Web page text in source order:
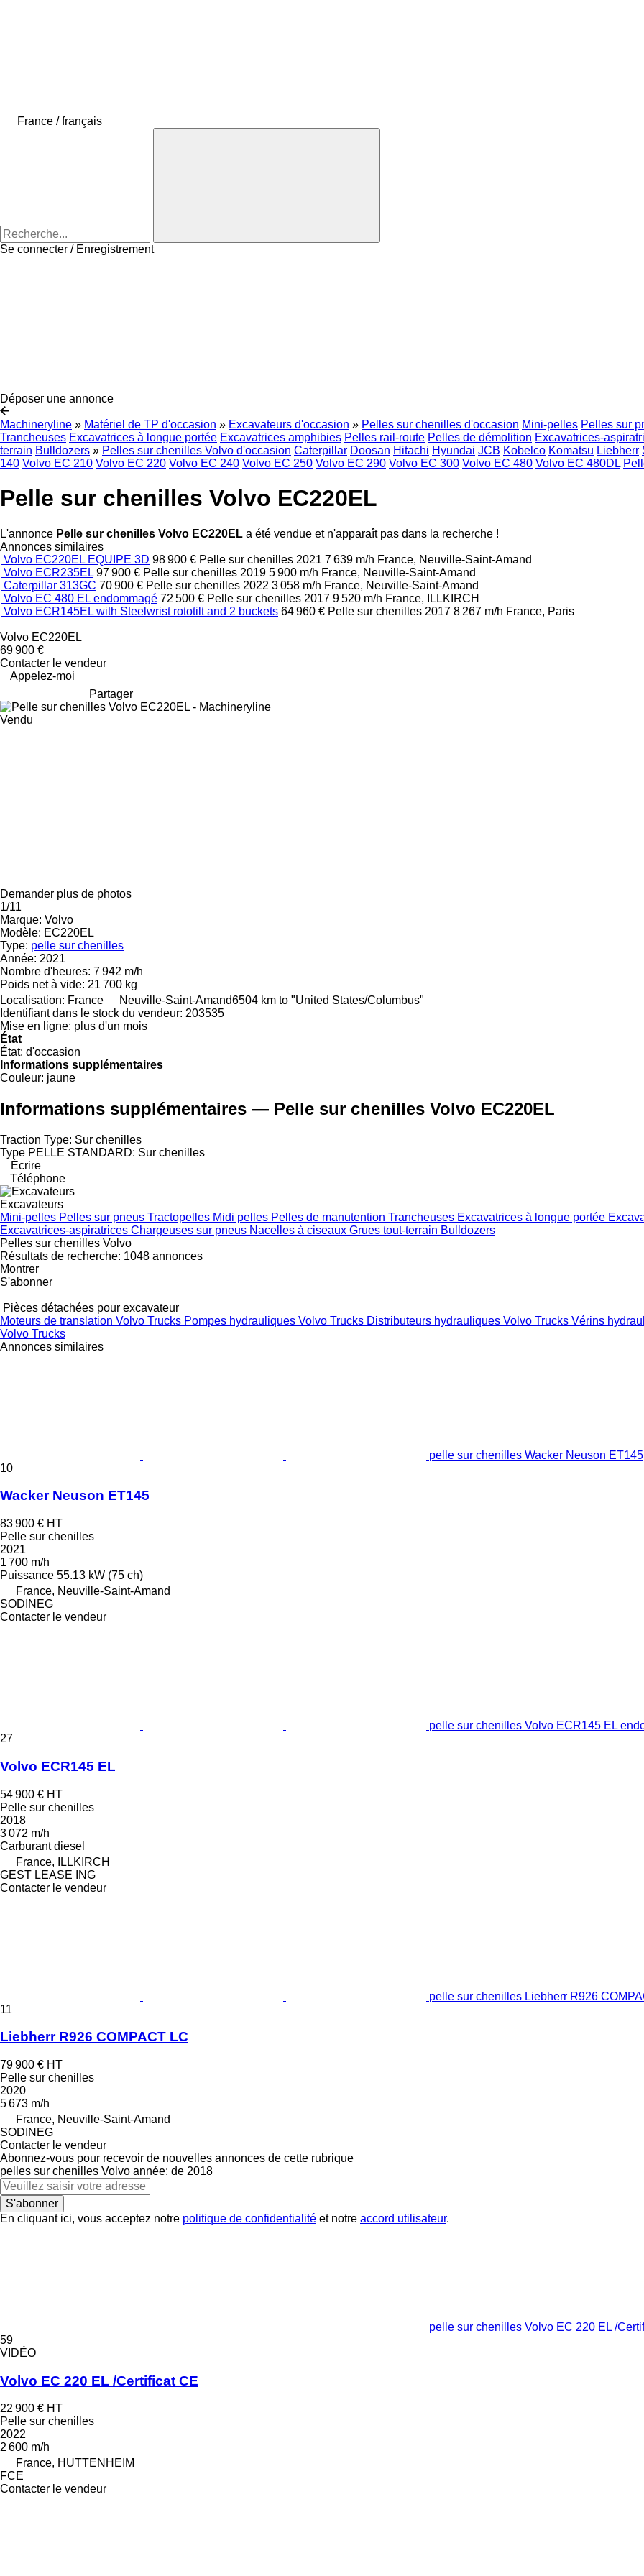
France / français
Se connecter / Enregistrement
Déposer une annonce
Machineryline » Matériel de TP d'occasion » Excavateurs d'occasion » Pelles sur chenilles d'occasion Mini-pelles Pelles sur
Trancheuses Excavatrices à longue portée Excavatrices amphibies Pelles rail-route Pelles de démolition Excavatrices-
terrain Bulldozers » Pelles sur chenilles Volvo d'occasion Caterpillar Doosan Hitachi Hyundai JCB Kobelco Komatsu Liebherr
140 Volvo EC 210 Volvo EC 220 Volvo EC 240 Volvo EC 250 Volvo EC 290 Volvo EC 300 Volvo EC 480 Volvo EC 480DL
Pelle sur chenilles Volvo EC220EL
L'annonce Pelle sur chenilles Volvo EC220EL a été vendue et n'apparaît pas dans la recherche !
Annonces similaires
Volvo EC220EL EQUIPE 3D 98 900 € Pelle sur chenilles 2021 7 639 m/h France, Neuville-Saint-Amand
Volvo ECR235EL 97 900 € Pelle sur chenilles 2019 5 900 m/h France, Neuville-Saint-Amand
Caterpillar 313GC 70 900 € Pelle sur chenilles 2022 3 058 m/h France, Neuville-Saint-Amand
Volvo EC 480 EL endommagé 72 500 € Pelle sur chenilles 2017 9 520 m/h France, ILLKIRCH
Volvo ECR145EL with Steelwrist rototilt and 2 buckets 64 960 € Pelle sur chenilles 2017 8 267 m/h France, Paris
Volvo EC220EL
69 900 €
Contacter le vendeur
Appelez-moi
Partager
Vendu
Demander plus de photos
1/11
Marque: Volvo
Modèle: EC220EL
Type: pelle sur chenilles
Année: 2021
Nombre d'heures: 7 942 m/h
Poids net à vide: 21 700 kg
Localisation: France Neuville-Saint-Amand6504 km to "United States/Columbus"
Identifiant dans le stock du vendeur: 203535
Mise en ligne: plus d'un mois
État
État: d'occasion
Informations supplémentaires
Couleur: jaune
Informations supplémentaires — Pelle sur chenilles Volvo EC220EL
Traction Type: Sur chenilles
Type PELLE STANDARD: Sur chenilles
Écrire
Téléphone
Excavateurs
Mini-pelles Pelles sur pneus Tractopelles Midi pelles Pelles de manutention Trancheuses Excavatrices à longue portée
Excavatrices-aspiratrices Chargeuses sur pneus Nacelles à ciseaux Grues tout-terrain Bulldozers
Pelles sur chenilles Volvo
Résultats de recherche: 1048 annonces
Montrer
S'abonner
Pièces détachées pour excavateur
Moteurs de translation Volvo Trucks Pompes hydrauliques Volvo Trucks Distributeurs hydrauliques Volvo Trucks Vérins
Volvo Trucks
Annonces similaires
pelle sur chenilles Wacker Neuson ET145
10
Wacker Neuson ET145
83 900 € HT
Pelle sur chenilles
2021
1 700 m/h
Puissance 55.13 kW (75 ch)
France, Neuville-Saint-Amand
SODINEG
Contacter le vendeur
pelle sur chenilles Volvo ECR145 EL
27
Volvo ECR145 EL
54 900 € HT
Pelle sur chenilles
2018
3 072 m/h
Carburant diesel
France, ILLKIRCH
GEST LEASE ING
Contacter le vendeur
pelle sur chenilles Liebherr R926
11
Liebherr R926 COMPACT LC
79 900 € HT
Pelle sur chenilles
2020
5 673 m/h
France, Neuville-Saint-Amand
SODINEG
Contacter le vendeur
Abonnez-vous pour recevoir de nouvelles annonces de cette rubrique
pelles sur chenilles Volvo année: de 2018
S'abonner
En cliquant ici, vous acceptez notre politique de confidentialité et notre accord utilisateur.
pelle sur chenilles Volvo EC 220 EL /
59
VIDÉO
Volvo EC 220 EL /Certificat CE
22 900 € HT
Pelle sur chenilles
2022
2 600 m/h
France, HUTTENHEIM
FCE
Contacter le vendeur